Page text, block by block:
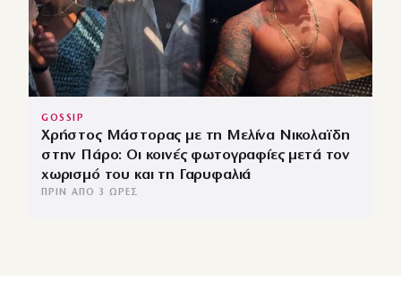
GOSSIP
Χρήστος Μάστορας με τη Μελίνα Νικολαϊδη
στην Πάρο: Οι κοινές φωτογραφίες μετά τον
χωρισμό του και τη Γαρυφαλιά
ΠΡΙΝ ΑΠΌ 3 ΏΡΕΣ